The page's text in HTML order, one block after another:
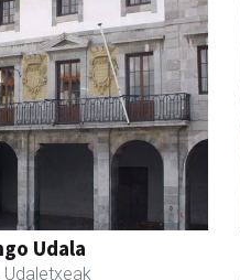
Udala
Udaletxeak